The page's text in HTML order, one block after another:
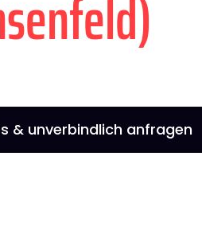
& unverbindlich anfragen